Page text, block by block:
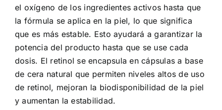
el oxígeno de los ingredientes activos hasta que
la fórmula se aplica en la piel, lo que significa
que es más estable. Esto ayudará a garantizar la
potencia del producto hasta que se use cada
dosis. El retinol se encapsula en cápsulas a base
de cera natural que permiten niveles altos de uso
de retinol, mejoran la biodisponibilidad de la piel
y aumentan la estabilidad.